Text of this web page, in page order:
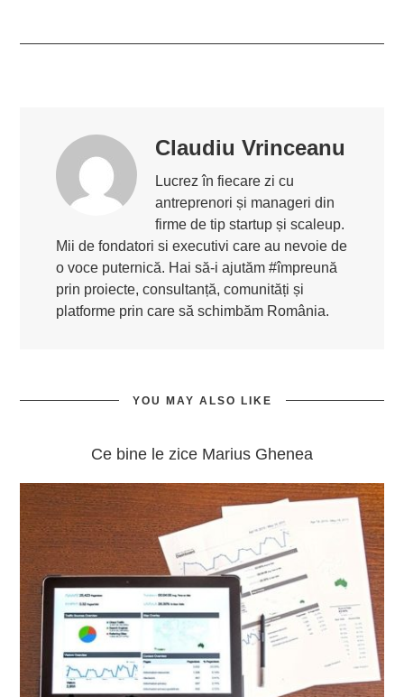
Claudiu Vrinceanu
Lucrez în fiecare zi cu
antreprenori și manageri din
firme de tip startup și scaleup.
Mii de fondatori si executivi care au nevoie de
o voce puternică. Hai să-i ajutăm #împreună
prin proiecte, consultanță, comunități și
platforme prin care să schimbăm România.
YOU MAY ALSO LIKE
Ce bine le zice Marius Ghenea